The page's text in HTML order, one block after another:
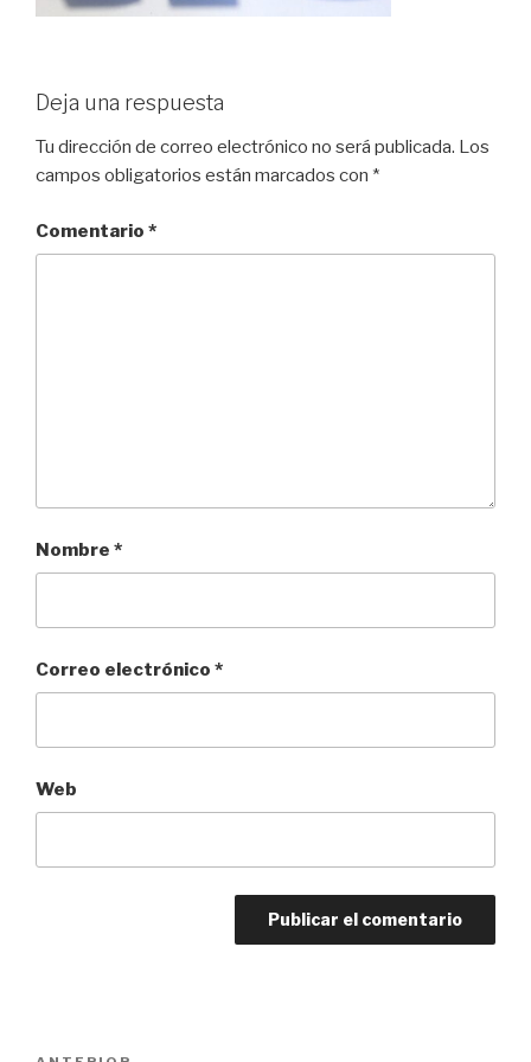
Deja una respuesta
Tu dirección de correo electrónico no será publicada. Los
campos obligatorios están marcados con *
Comentario *
Nombre *
Correo electrónico *
Web